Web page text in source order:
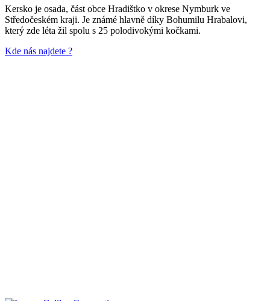
Kersko je osada, část obce Hradištko v okrese Nymburk ve
Středočeském kraji. Je známé hlavně díky Bohumilu Hrabalovi,
který zde léta žil spolu s 25 polodivokými kočkami.
Kde nás najdete ?